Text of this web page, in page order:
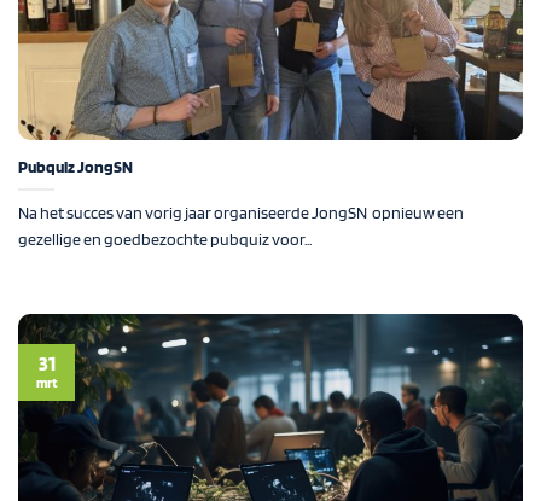
Pubquiz JongSN
Na het succes van vorig jaar organiseerde JongSN opnieuw een
gezellige en goedbezochte pubquiz voor...
31
mrt